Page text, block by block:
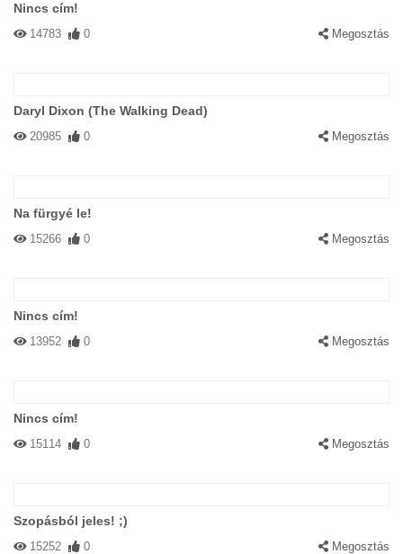
Nincs cím!
14783 0 Megosztás
Daryl Dixon (The Walking Dead)
20985 0 Megosztás
Na fürgyé le!
15266 0 Megosztás
Nincs cím!
13952 0 Megosztás
Nincs cím!
15114 0 Megosztás
Szopásból jeles! ;)
15252 0 Megosztás